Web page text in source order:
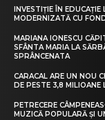
INVESTIȚIE ÎN
MODERNIZATĂ CU
MARIANA IONESCU
SFÂNTA MARIA LA
SPRÂNCENATA
CARACAL ARE UN NOU
DE PESTE 3,8 MILIOANE
PETRECERE
MUZICĂ POPULARĂ ȘI